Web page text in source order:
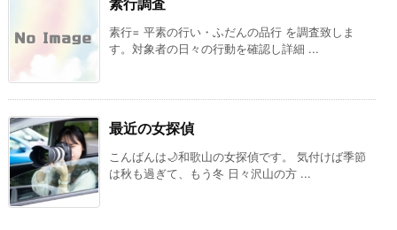
素行調査
素行= 平素の行い・ふだんの品行 を調査致しま
す。対象者の日々の行動を確認し詳細 ...
最近の女探偵
こんばんは🌙和歌山の女探偵です。 気付けば季節
は秋も過ぎて、もう冬 日々沢山の方 ...